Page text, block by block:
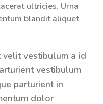
ultricies. Urna
blandit aliquet
vestibulum a id
vestibulum
parturient in
dolor